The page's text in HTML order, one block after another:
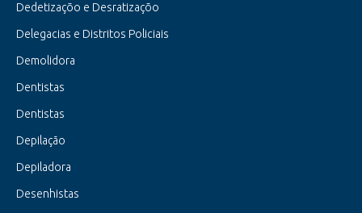
Dedetizaçõo e Desratizaçõo
Delegacias e Distritos Policiais
Demolidora
Dentistas
Dentistas
Depilação
Depiladora
Desenhistas